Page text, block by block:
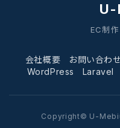
EC制
会社概要 お問い合わせ
WordPress
Laravel
Copyright© U-